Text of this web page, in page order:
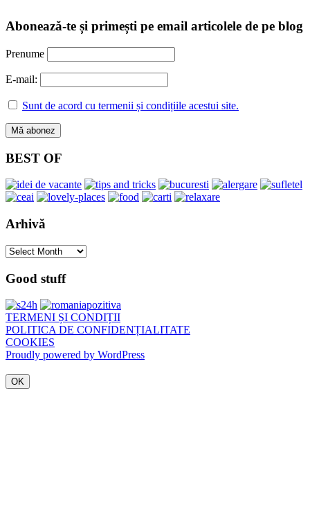
Abonează-te și primești pe email articolele de pe blog
Prenume
E-mail:
Sunt de acord cu termenii și condițiile acestui site.
BEST OF
Arhivă
Arhivă
Good stuff
TERMENI ȘI CONDIȚII
POLITICA DE CONFIDENȚIALITATE
COOKIES
Proudly powered by WordPress
OK